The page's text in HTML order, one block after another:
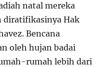
natal mereka
diratifikasinya Hak
Bencana
oleh hujan badai
rumah lebih dari